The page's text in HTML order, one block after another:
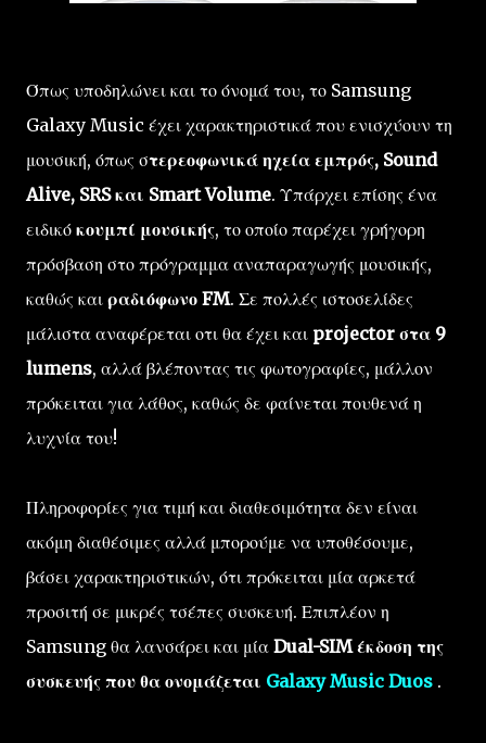
Όπως υποδηλώνει και το όνομά του, το Samsung
Galaxy Music έχει χαρακτηριστικά που ενισχύουν τη
μουσική, όπως στερεοφωνικά ηχεία εμπρός, Sound
Alive, SRS και Smart Volume. Υπάρχει επίσης ένα
ειδικό κουμπί μουσικής, το οποίο παρέχει γρήγορη
πρόσβαση στο πρόγραμμα αναπαραγωγής μουσικής,
καθώς και ραδιόφωνο FM. Σε πολλές ιστοσελίδες
μάλιστα αναφέρεται οτι θα έχει και projector στα 9
lumens, αλλά βλέποντας τις φωτογραφίες, μάλλον
πρόκειται για λάθος, καθώς δε φαίνεται πουθενά η
λυχνία του!
Πληροφορίες για τιμή και διαθεσιμότητα δεν είναι
ακόμη διαθέσιμες αλλά μπορούμε να υποθέσουμε,
βάσει χαρακτηριστικών, ότι πρόκειται μία αρκετά
προσιτή σε μικρές τσέπες συσκευή. Επιπλέον η
Samsung θα λανσάρει και μία Dual-SIMέκδοση της
συσκευής που θα ονομάζεται Galaxy Music Duos .